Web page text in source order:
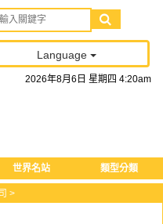
Language
2026年8月 6 日 星期四 4:20am
世界名站 類型分類
>